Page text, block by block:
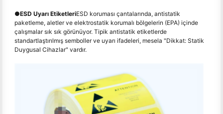
●ESD Uyarı EtiketleriESD koruması çantalarında, antistatik
paketleme, aletler ve elektrostatik korumalı bölgelerin (EPA) içinde
çalışmalar sık sık görünüyor. Tipik antistatik etiketlerde
standartlaştırılmış semboller ve uyarı ifadeleri, mesela "Dikkat: Statik
Duygusal Cihazlar" vardır.